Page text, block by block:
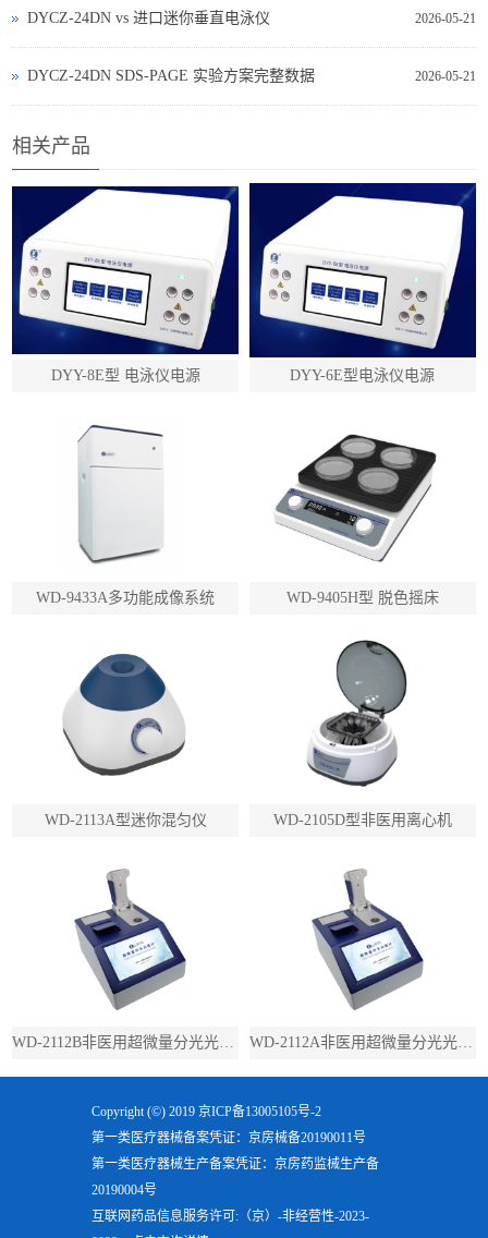
2026-05-21
DYCZ‑24DN vs 进口迷你垂直电泳仪
2026-05-21
DYCZ‑24DN SDS‑PAGE 实验方案完整数据
相关产品
DYY-8E型 电泳仪电源 DYY-6E型电泳仪电源
WD-9433A多功能成像系统 WD-9405H型 脱色摇床
WD-2113A型迷你混匀仪 WD-2105D型非医用离心机
WD-2112B非医用超微量分光光度计（带荧光） WD-2112A非医用超微量分光光度计（不带荧光）
Copyright (©) 2019 京ICP备13005105号-2
第一类医疗器械备案凭证：京房械备20190011号
第一类医疗器械生产备案凭证：京房药监械生产备
20190004号
互联网药品信息服务许可:（京）-非经营性-2023-